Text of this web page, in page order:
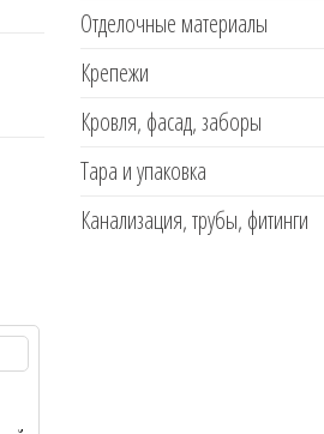
Отделочные материалы
Крепежи
Кровля, фасад, заборы
Тара и упаковка
Канализация, трубы, фитинги